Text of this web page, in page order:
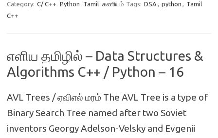
Category: C/ C++ Python Tamil கணியம் Tags: DSA , python , Tamil
C++
எளிய தமிழில் – Data Structures &
Algorithms C++ / Python – 16
AVL Trees / ஏவிஎல் மரம் The AVL Tree is a type of
Binary Search Tree named after two Soviet
inventors Georgy Adelson-Velsky and Evgenii